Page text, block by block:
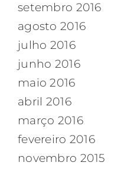
setembro 2016
agosto 2016
julho 2016
junho 2016
maio 2016
abril 2016
março 2016
fevereiro 2016
novembro 2015